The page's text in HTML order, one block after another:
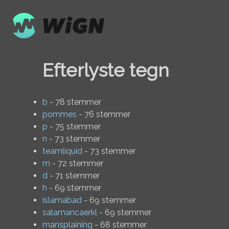
Efterlyste tegn
b - 78 stemmer
pommes - 76 stemmer
p - 75 stemmer
n - 73 stemmer
teamliquid - 73 stemmer
m - 72 stemmer
d - 71 stemmer
h - 69 stemmer
islamabad - 69 stemmer
salamancaerkl - 69 stemmer
mansplaining - 68 stemmer